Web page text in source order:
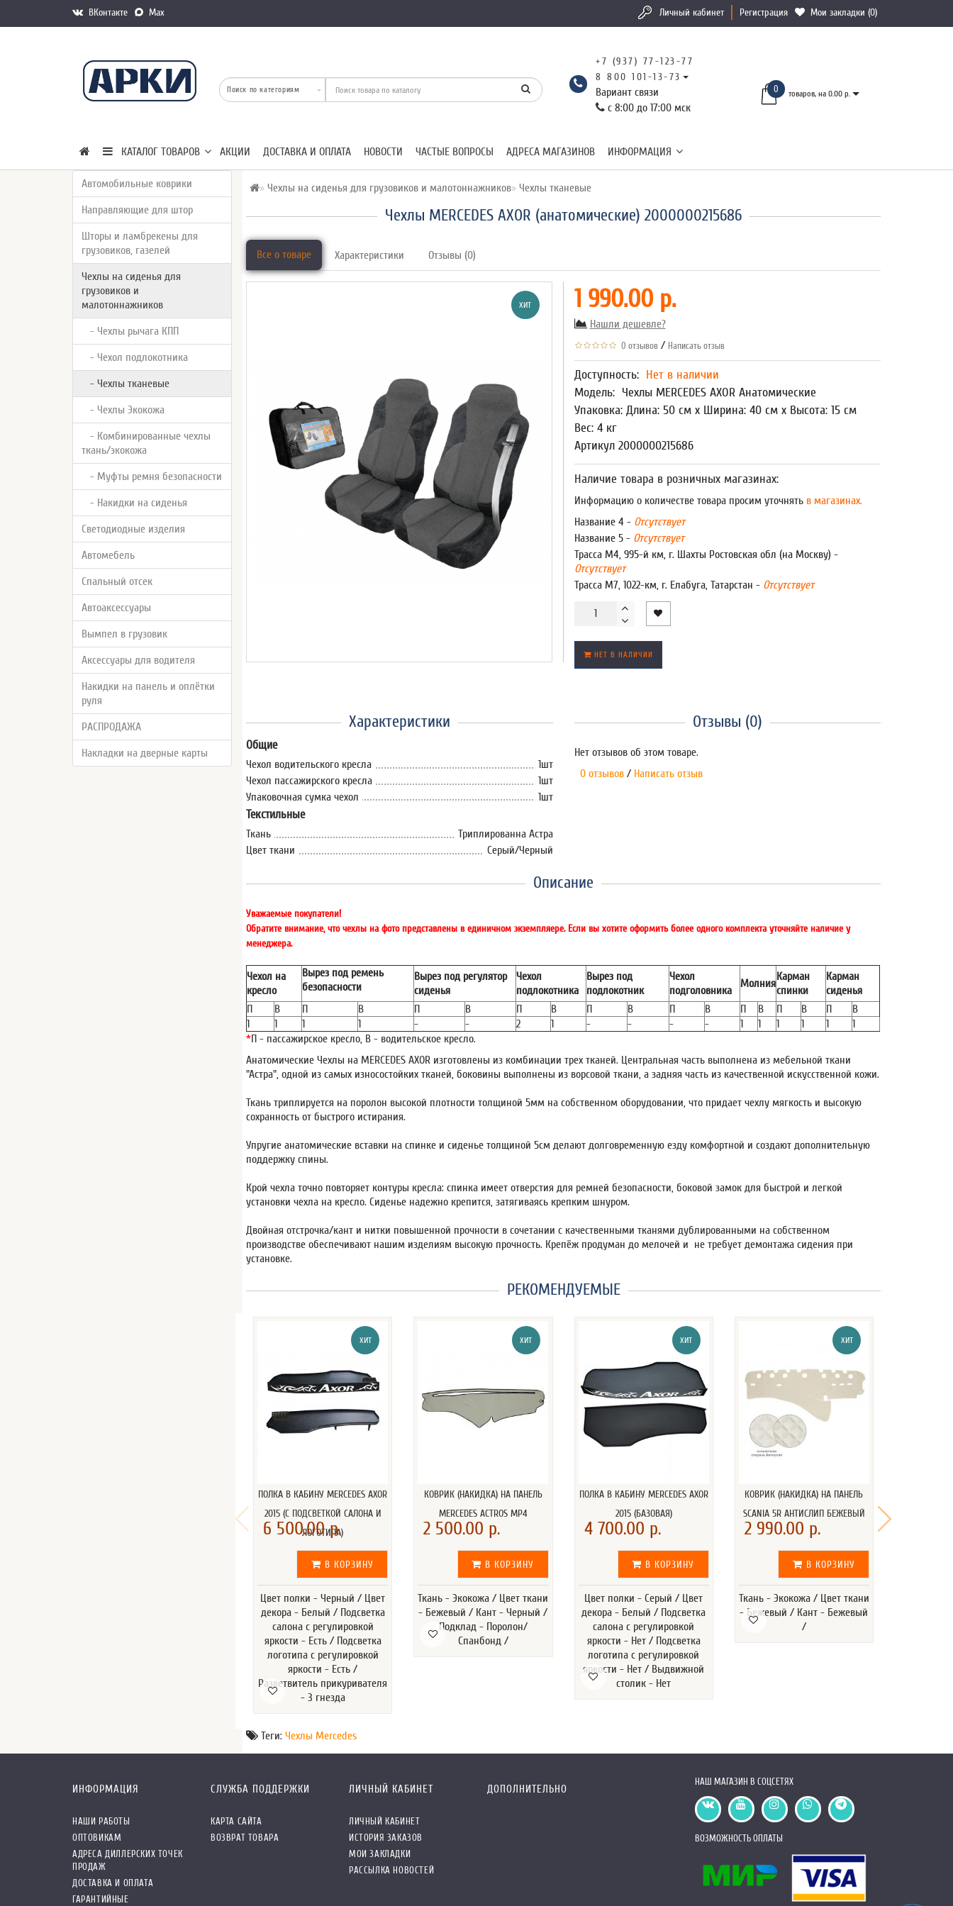
ВКонтакте Max Личный кабинет Регистрация Мои закладки (0)
+7 (937) 77-123-77
8 800 101-13-73
Вариант связи
с 8:00 до 17:00 мск
0 товаров, на 0.00 р.
КАТАЛОГ ТОВАРОВ АКЦИИ ДОСТАВКА И ОПЛАТА НОВОСТИ ЧАСТЫЕ ВОПРОСЫ АДРЕСА МАГАЗИНОВ ИНФОРМАЦИЯ
Автомобильные коврики
Направляющие для штор
Шторы и ламбрекены для
грузовиков, газелей
Чехлы на сиденья для
грузовиков и
малотоннажников
- Чехлы рычага КПП
- Чехол подлокотника
- Чехлы тканевые
- Чехлы Экокожа
- Комбинированные чехлы
ткань/экокожа
- Муфты ремня безопасности
- Накидки на сиденья
Светодиодные изделия
Автомебель
Спальный отсек
Автоаксессуары
Вымпел в грузовик
Аксессуары для водителя
Накидки на панель и оплётки
руля
РАСПРОДАЖА
Накладки на дверные карты
Чехлы на сиденья для грузовиков и малотоннажников Чехлы тканевые
Чехлы MERCEDES AXOR (анатомические) 2000000215686
Все о товаре Характеристики Отзывы (0)
ХИТ 1 990.00 р.
Нашли дешевле?
0 отзывов / Написать отзыв
Доступность: Нет в наличии
Модель: Чехлы MERCEDES AXOR Анатомические
Упаковка: Длина: 50 см x Ширина: 40 см x Высота: 15 см
Вес: 4 кг
Артикул 2000000215686
Наличие товара в розничных магазинах:
Информацию о количестве товара просим уточнятьв магазинах.
Название 4 - Отсутствует
Название 5 - Отсутствует
Трасса М4, 995-й км, г. Шахты Ростовская обл (на Москву) -
Отсутствует
Трасса М7, 1022-км, г. Елабуга, Татарстан - Отсутствует
НЕТ В НАЛИЧИИ
Характеристики
Общие
Чехол водительского кресла
1шт
Чехол пассажирского кресла
1шт
Упаковочная сумка чехол
1шт
Текстильные
Ткань
Триплированна Астра
Цвет ткани
Серый/Черный
Отзывы (0)
Нет отзывов об этом товаре.
0 отзывов / Написать отзыв
Описание
Уважаемые покупатели!
Обратите внимание, что чехлы на фото представлены в единичном экземпляере. Если вы хотите оформить более одного комплекта уточняйте наличие у
менеджера.
Чехол на
кресло
Вырез под ремень
безопасности
Вырез под регулятор
сиденья
Чехол
подлокотника
Вырез под
подлокотник
Чехол
подголовника
Молния
Карман
спинки
Карман
сиденья
П
В П В П В П В П В П В П В П В П
В
1
1 1 1 - - 2 1 - - - - 1 1 1 1 1
1
*П - пассажирское кресло, В - водительское кресло.
Анатомические Чехлы на MERCEDES AXOR изготовлены из комбинации трех тканей. Центральная часть выполнена из мебельной ткани
"Астра", одной из самых износостойких тканей, боковины выполнены из ворсовой ткани, а задняя часть из качественной искусственной кожи.
Ткань триплируется на поролон высокой плотности толщиной 5мм на собственном оборудовании, что придает чехлу мягкость и высокую
сохранность от быстрого истирания.
Упругие анатомические вставки на спинке и сиденье толщиной 5см делают долговременную езду комфортной и создают дополнительную
поддержку спины.
Крой чехла точно повторяет контуры кресла: спинка имеет отверстия для ремней безопасности, боковой замок для быстрой и легкой
установки чехла на кресло. Сиденье надежно крепится, затягиваясь крепким шнуром.
Двойная отстрочка/кант и нитки повышенной прочности в сочетании с качественными тканями дублированными на собственном
производстве обеспечивают нашим изделиям высокую прочность. Крепёж продуман до мелочей и не требует демонтажа сидения при
установке.
РЕКОМЕНДУЕМЫЕ
ХИТ
ПОЛКА В КАБИНУ MERCEDES AXOR
2015 (С ПОДСВЕТКОЙ САЛОНА И
ЛОГОТИПА)
6 500.00 р.
В КОРЗИНУ
Цвет полки - Черный / Цвет
декора - Белый / Подсветка
салона с регулировкой
яркости - Есть / Подсветка
логотипа с регулировкой
яркости - Есть /
Разветвитель прикуривателя
- 3 гнезда
ХИТ
КОВРИК (НАКИДКА) НА ПАНЕЛЬ
MERCEDES ACTROS MP4
2 500.00 р.
В КОРЗИНУ
Ткань - Экокожа / Цвет ткани
- Бежевый / Кант - Черный /
Подклад - Поролон/
Спанбонд /
ХИТ
ПОЛКА В КАБИНУ MERCEDES AXOR
2015 (БАЗОВАЯ)
4 700.00 р.
В КОРЗИНУ
Цвет полки - Серый / Цвет
декора - Белый / Подсветка
салона с регулировкой
яркости - Нет / Подсветка
логотипа с регулировкой
яркости - Нет / Выдвижной
столик - Нет
ХИТ
КОВРИК (НАКИДКА) НА ПАНЕЛЬ
SCANIA 5R АНТИСЛИП БЕЖЕВЫЙ
2 990.00 р.
В КОРЗИНУ
Ткань - Экокожа / Цвет ткани
- Бежевый / Кант - Бежевый
/
Теги:Чехлы Mercedes
ИНФОРМАЦИЯ
НАШИ РАБОТЫ
ОПТОВИКАМ
АДРЕСА ДИЛЛЕРСКИХ ТОЧЕК
ПРОДАЖ
ДОСТАВКА И ОПЛАТА
ГАРАНТИЙНЫЕ
СЛУЖБА ПОДДЕРЖКИ
КАРТА САЙТА
ВОЗВРАТ ТОВАРА
ЛИЧНЫЙ КАБИНЕТ
ЛИЧНЫЙ КАБИНЕТ
ИСТОРИЯ ЗАКАЗОВ
МОИ ЗАКЛАДКИ
РАССЫЛКА НОВОСТЕЙ
ДОПОЛНИТЕЛЬНО
НАШ МАГАЗИН В СОЦСЕТЯХ
ВОЗМОЖНОСТЬ ОПЛАТЫ